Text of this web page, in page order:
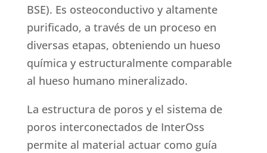
BSE). Es osteoconductivo y altamente
purificado, a través de un proceso en
diversas etapas, obteniendo un hueso
química y estructuralmente comparable
al hueso humano mineralizado.
La estructura de poros y el sistema de
poros interconectados de InterOss
permite al material actuar como guía